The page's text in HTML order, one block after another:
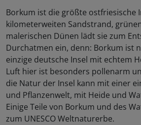
Borkum ist die größte ostfriesische
kilometerweiten Sandstrand,
malerischen Dünen lädt sie zum
Durchatmen ein, denn: Borkum ist
einzige deutsche Insel mit echtem
Luft hier ist besonders pollenarm
die Natur der Insel kann mit einer
und Pflanzenwelt, mit Heide und
Einige Teile von Borkum und des
zum UNESCO Weltnaturerbe.